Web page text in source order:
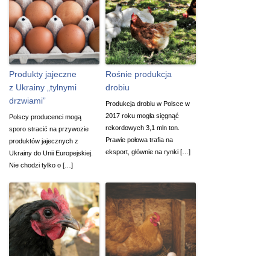
Produkty jajeczne
z Ukrainy „tylnymi
drzwiami”
Polscy producenci mogą
sporo stracić na przywozie
produktów jajecznych z
Ukrainy do Unii Europejskiej.
Nie chodzi tylko o […]
Rośnie produkcja
drobiu
Produkcja drobiu w Polsce w
2017 roku mogła sięgnąć
rekordowych 3,1 mln ton.
Prawie połowa trafia na
eksport, głównie na rynki […]